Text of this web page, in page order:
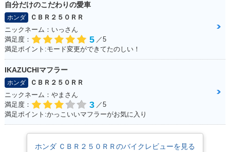
自分だけのこだわりの愛車
ホンダ
ＣＢＲ２５０ＲＲ
ニックネーム：いっさん
満足度：
5 ／5
満足ポイント:モード変更ができてたのしい！
IKAZUCHIマフラー
ホンダ
ＣＢＲ２５０ＲＲ
ニックネーム：やまさん
満足度：
3 ／5
満足ポイント:かっこいいマフラーがお気に入り
ホンダ ＣＢＲ２５０ＲＲのバイクレビューを見る